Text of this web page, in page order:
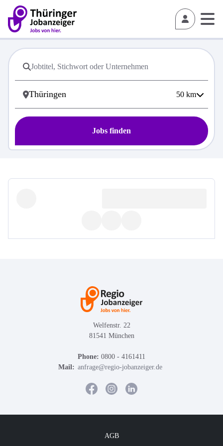
50 km
Jobs finden
Welfenstr. 22
81541 München
Phone: 0800 - 4161411
Mail: anfrage@regio-jobanzeiger.de
AGB